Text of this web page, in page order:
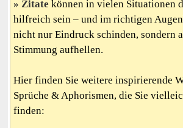
Zitate können in vielen Situationen
hilfreich sein – und im richtigen
nicht nur Eindruck schinden, sondern
Stimmung aufhellen.
Hier finden Sie weitere inspirierende
Sprüche & Aphorismen, die Sie
finden: